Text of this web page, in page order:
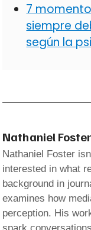
7
siempre
según la
Nathaniel Foster
Nathaniel Foster
interested in what
background in
examines how
perception. His